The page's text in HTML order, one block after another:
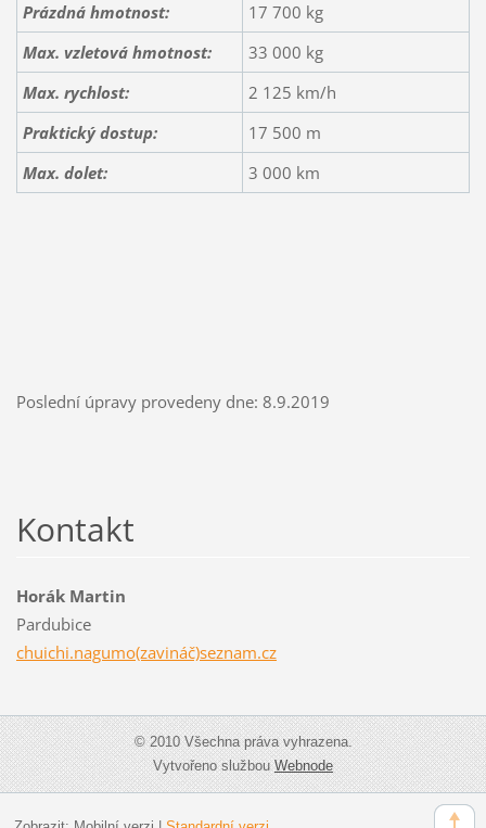
Prázdná hmotnost:
17 700 kg
Max. vzletová hmotnost:
33 000 kg
Max. rychlost:
2 125 km/h
Praktický dostup:
17 500 m
Max. dolet:
3 000 km
Poslední úpravy provedeny dne: 8.9.2019
Kontakt
Horák Martin
Pardubice
chuichi.nagumo(zavináč)seznam.cz
© 2010 Všechna práva vyhrazena.
Vytvořeno službouWebnode